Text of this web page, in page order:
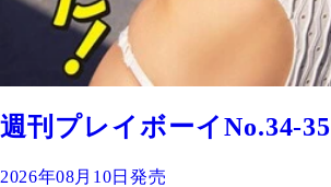
週刊プレイボーイNo.34-35
2026年08月10日発売